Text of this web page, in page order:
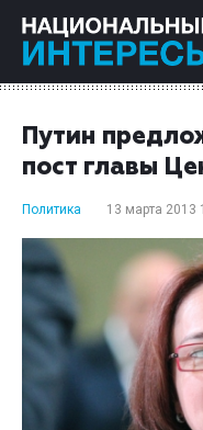
Путин
пост главы
Политика 13 марта 2013